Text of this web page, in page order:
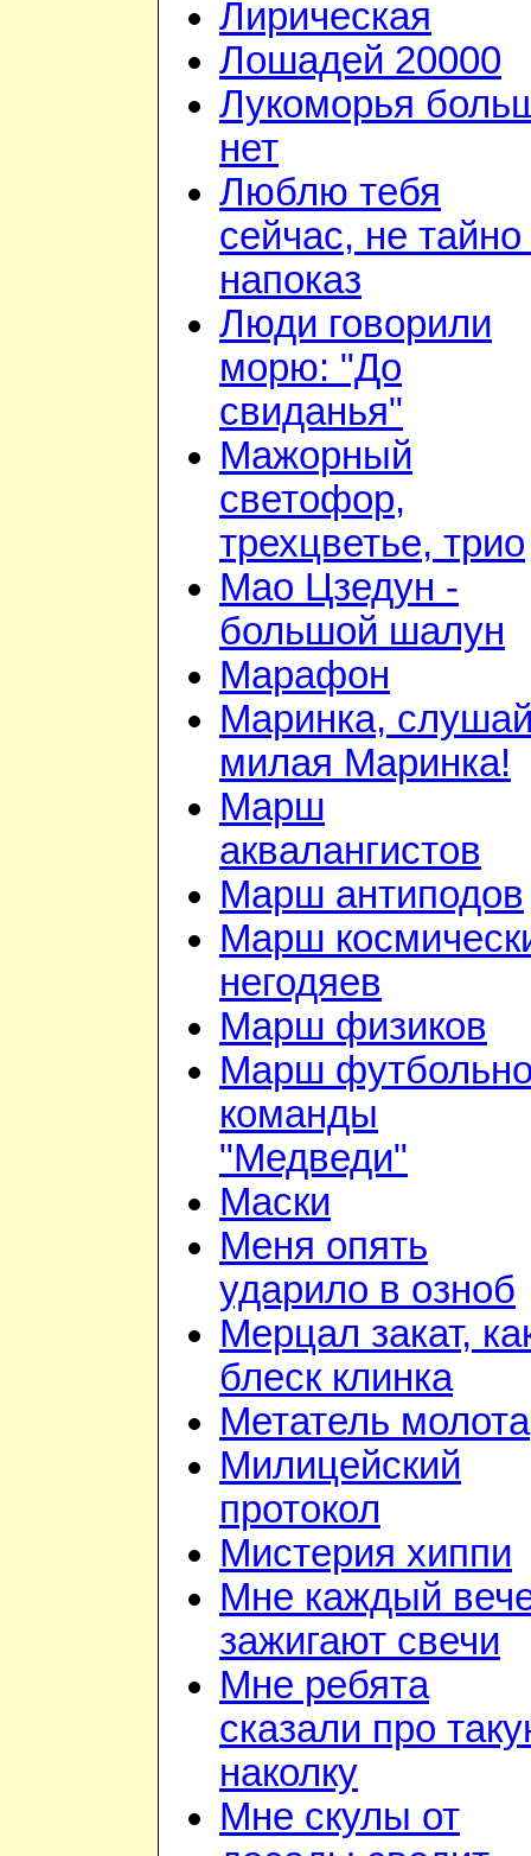
Лирическая
Лошадей 20000
Лукоморья
нет
Люблю тебя
сейчас, не тайно
напоказ
Люди говорили
морю: "До
свиданья"
Мажорный
светофор,
трехцветье, трио
Мао Цзедун -
большой шалун
Марафон
Маринка,
милая Маринка!
Марш
аквалангистов
Марш антиподов
Марш
негодяев
Марш физиков
Марш
команды
"Медведи"
Маски
Меня опять
ударило в озноб
Мерцал закат,
блеск клинка
Метатель молота
Милицейский
протокол
Мистерия хиппи
Мне каждый
зажигают свечи
Мне ребята
сказали про
наколку
Мне скулы от